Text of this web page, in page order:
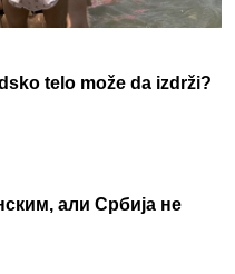
telo može da izdrži?
али Србија не